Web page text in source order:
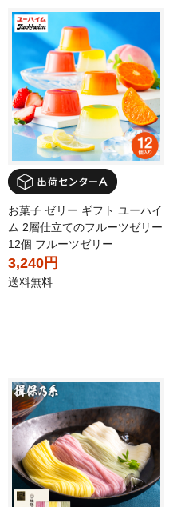
お菓子 ゼリー ギフト ユーハイ
ム 2層仕立てのフルーツゼリー
12個 フルーツゼリー
3,240円
送料無料